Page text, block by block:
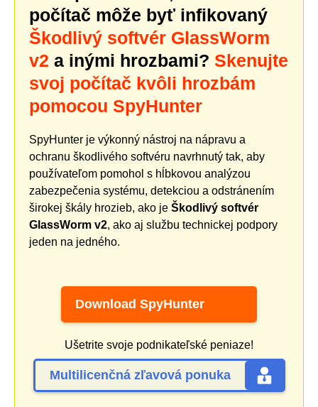
počítač môže byť infikovaný
Škodlivý softvér GlassWorm
v2 a inými hrozbami? Skenujte
svoj počítač kvôli hrozbám
pomocou SpyHunter
SpyHunter je výkonný nástroj na nápravu a
ochranu škodlivého softvéru navrhnutý tak, aby
používateľom pomohol s hĺbkovou analýzou
zabezpečenia systému, detekciou a odstránením
širokej škály hrozieb, ako je Škodlivý softvér
GlassWorm v2, ako aj službu technickej podpory
jeden na jedného.
Download SpyHunter
Ušetrite svoje podnikateľské peniaze!
Multilicenčná zľavová ponuka